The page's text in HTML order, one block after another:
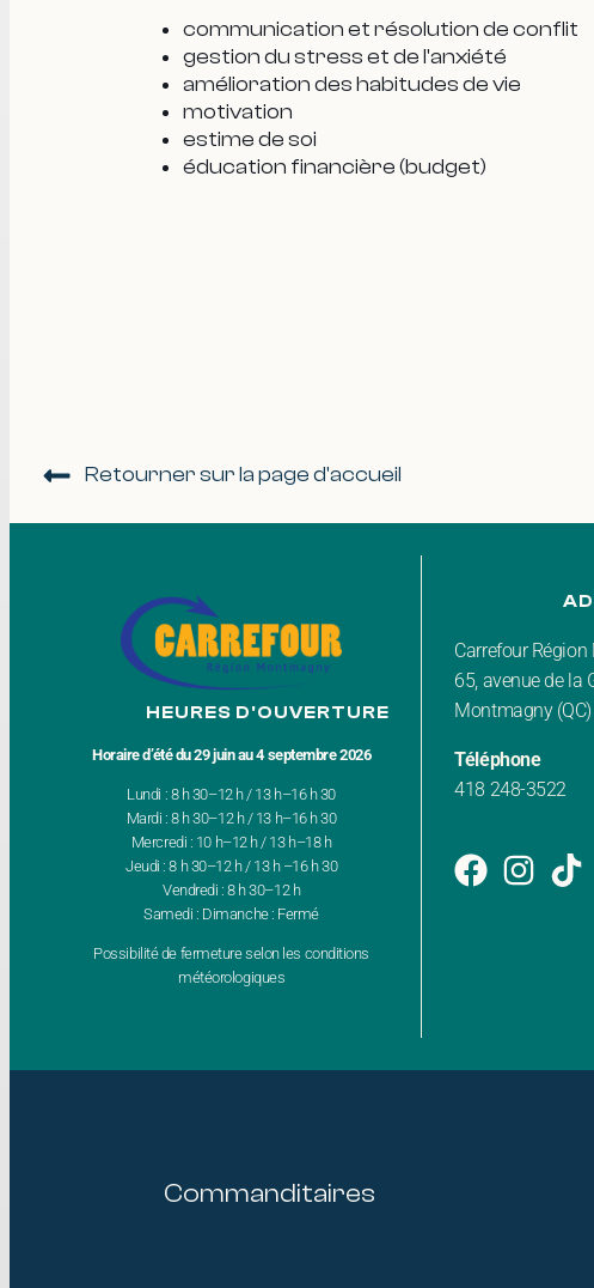
communication et résolution de conflit
gestion du stress et de l'anxiété
amélioration des habitudes de vie
motivation
estime de soi
éducation financière (budget)
Retourner sur la page d'accueil
HEURES D'OUVERTURE
Horaire d’été du 29 juin au 4 septembre 2026
Lundi : 8 h 30–12 h / 13 h–16 h 30
Mardi : 8 h 30–12 h / 13 h–16 h 30
Mercredi : 10 h–12 h / 13 h–18 h
Jeudi : 8 h 30–12 h / 13 h –16 h 30
Vendredi : 8 h 30–12 h
Samedi : Dimanche : Fermé
Possibilité de fermeture selon les conditions
météorologiques
Carrefour
65, avenue de la
Montmagny (QC)
Téléphone
418 248-3522
Commanditaires